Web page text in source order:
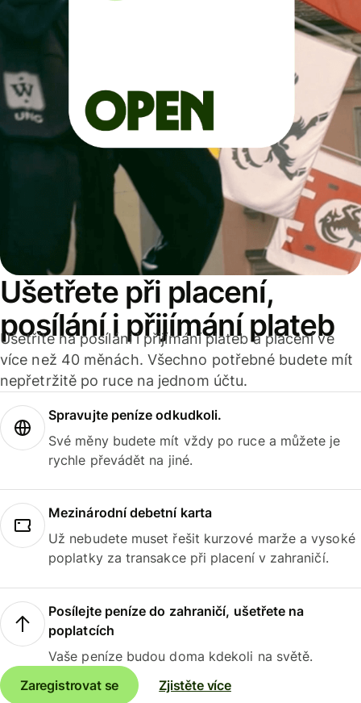
Ušetřete při placení,
posílání i přijímání plateb
Ušetříte na posílání i přijímání plateb a placení ve
více než 40 měnách. Všechno potřebné budete mít
nepřetržitě po ruce na jednom účtu.
Spravujte peníze odkudkoli.
Své měny budete mít vždy po ruce a můžete je
rychle převádět na jiné.
Mezinárodní debetní karta
Už nebudete muset řešit kurzové marže a vysoké
poplatky za transakce při placení v zahraničí.
Posílejte peníze do zahraničí, ušetřete na
poplatcích
Vaše peníze budou doma kdekoli na světě.
Zaregistrovat se
Zjistěte více